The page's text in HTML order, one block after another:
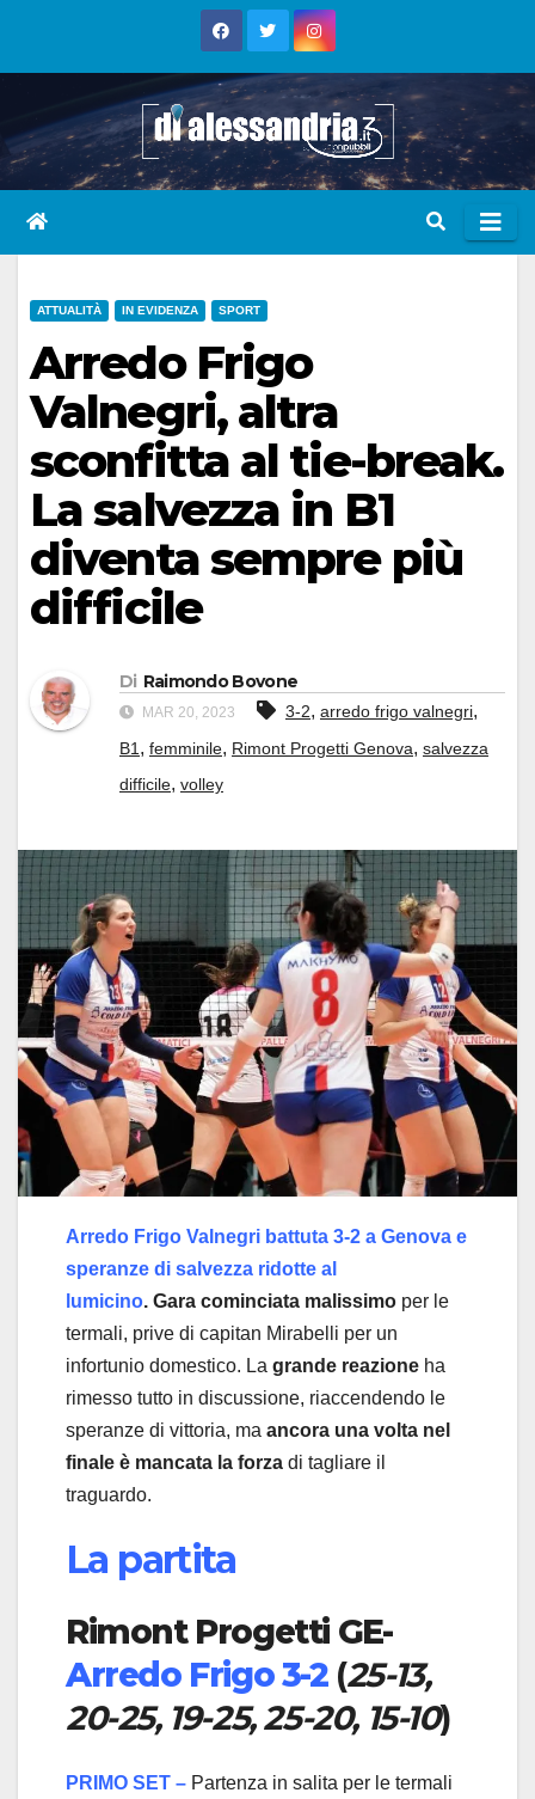
ATTUALITÀ IN EVIDENZA SPORT
Arredo Frigo
Valnegri, altra
sconfitta al tie-break.
La salvezza in B1
diventa sempre più
difficile
Di Raimondo Bovone
MAR 20, 2023 3-2, arredo frigo valnegri,
B1, femminile, Rimont Progetti Genova, salvezza
difficile, volley
Arredo Frigo Valnegri battuta 3-2 a Genova e
speranze di salvezza ridotte al
lumicino. Gara cominciata malissimo per le
termali, prive di capitan Mirabelli per un
infortunio domestico. La grande reazione ha
rimesso tutto in discussione, riaccendendo le
speranze di vittoria, ma ancora una volta nel
finale è mancata la forza di tagliare il
traguardo.
La partita
Rimont Progetti GE-
Arredo Frigo 3-2(25-13,
20-25, 19-25, 25-20, 15-10)
PRIMO SET – Partenza in salita per le termali